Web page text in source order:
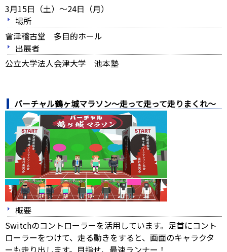
3月15日（土）～24日（月）
場所
會津稽古堂 多目的ホール
出展者
公立大学法人会津大学 池本塾
バーチャル鶴ヶ城マラソン～走って走って走りまくれ～
概要
Switchのコントローラーを活用しています。足首にコント
ローラーをつけて、走る動きをすると、画面のキャラクタ
ーも走り出します。目指せ、最速ランナー！